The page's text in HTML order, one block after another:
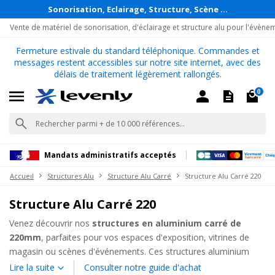
Sonorisation, Eclairage, Structure, Scène ...
Vente de matériel de sonorisation, d'éclairage et structure alu pour
Fermeture estivale du standard téléphonique. Commandes et
messages restent accessibles sur notre site internet, avec des
délais de traitement légèrement rallongés.
0
Mandats administratifs acceptés
Accueil Structures Alu Structure Alu Carré Structure Alu Carré 220
Structure Alu Carré 220
Venez découvrir nos structures en aluminium carré de
220mm, parfaites pour vos espaces d'exposition, vitrines de
magasin ou scènes d'événements. Ces structures aluminium
carrée, robustes et simple d'assemblage, ont été spécialement
Lire la suite Consulter notre guide d'achat